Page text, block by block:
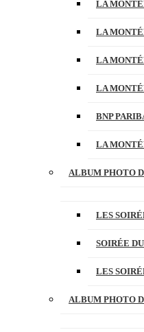
LA
LA
LA
LA
BNP
LA
ALBUM PHOTO
LES
SOIRÉE
LES
ALBUM PHOTO